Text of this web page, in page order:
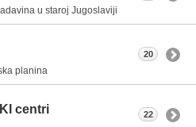
u staroj Jugoslaviji
planina
20
centri 22